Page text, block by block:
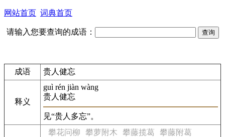
网站首页 词典首页
请输入您要查询的成语：
成语 贵人健忘
释义
guì rén jiàn wàng
贵人健忘
见“贵人多忘”。
攀花问柳 攀萝附木 攀藤揽葛
攀藤附葛